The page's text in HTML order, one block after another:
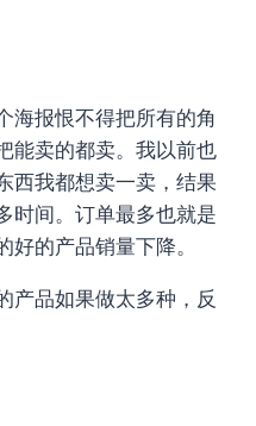
海报恨不得把所有的角
能卖的都卖。我以前也
西我都想卖一卖，结果
时间。订单最多也就是
好的产品销量下降。
产品如果做太多种，反